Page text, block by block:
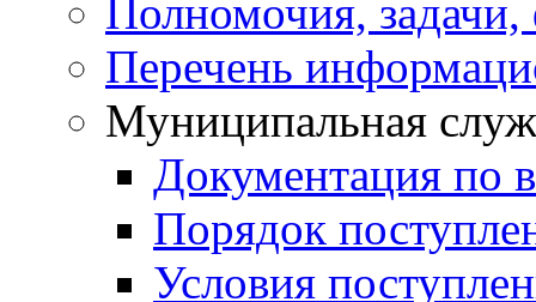
Полномочия,
Перечень
Муниципальная
Документация по
Порядок
Условия